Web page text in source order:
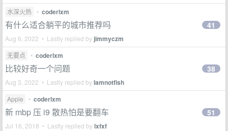
水深火热 • coderlxm
有什么适合躺平的城市推荐吗
Aug 6, 2022 • Lastly replied by jimmyczm
41
无要点 • coderlxm
比较好奇一个问题
Aug 3, 2022 • Lastly replied byIamnotfish
38
Apple • coderlxm
新 mbp 压 i9 散热怕是要翻车
Jul 16, 2018 • Lastly replied bylxfxf
51